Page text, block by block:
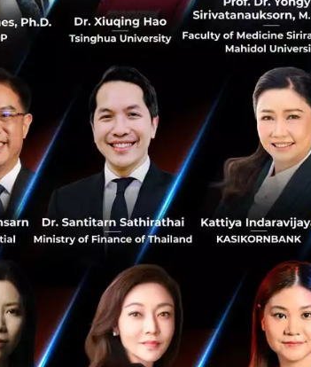
คนนอกวงการคริปโทฯ อาจสงสั
เกี่ยวข้องกับวงการคริปโทฯ ได้
ในวงการคริปโทฯ จะทราบดีว่